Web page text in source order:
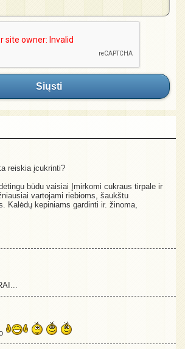
Siųsti
reiskia įcukrinti?
būdu vaisiai Įmirkomi cukraus tirpale ir
vartojami riebioms, šaukštu
Kalėdų kepiniams gardinti ir. žinoma,